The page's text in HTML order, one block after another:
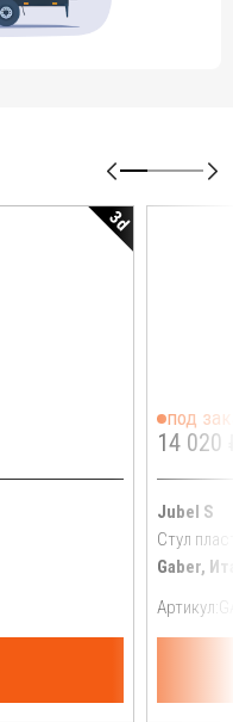
3d
под
14 020
Jubel S
Стул
Gaber,
Артикул: